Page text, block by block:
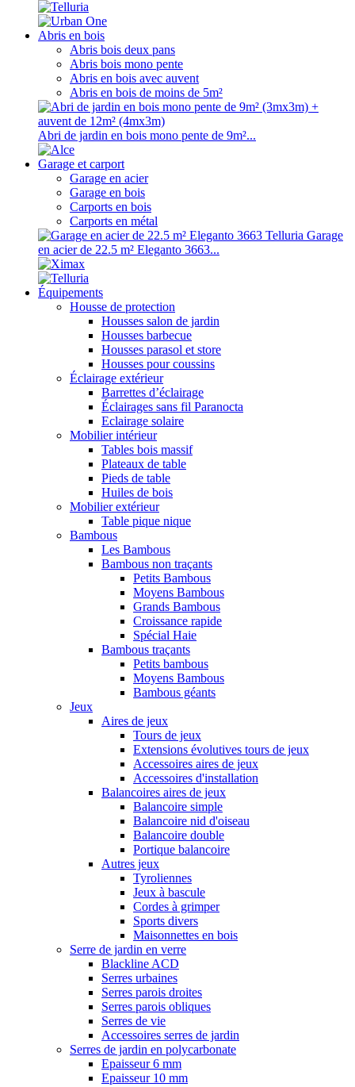
Abris en bois
Abris bois deux pans
Abris bois mono pente
Abris en bois avec auvent
Abris en bois de moins de 5m²
Abri de jardin en bois mono pente de 9m²...
Garage et carport
Garage en acier
Garage en bois
Carports en bois
Carports en métal
Garage
en acier de 22.5 m² Eleganto 3663...
Équipements
Housse de protection
Housses salon de jardin
Housses barbecue
Housses parasol et store
Housses pour coussins
Éclairage extérieur
Barrettes d’éclairage
Éclairages sans fil Paranocta
Eclairage solaire
Mobilier intérieur
Tables bois massif
Plateaux de table
Pieds de table
Huiles de bois
Mobilier extérieur
Table pique nique
Bambous
Les Bambous
Bambous non traçants
Petits Bambous
Moyens Bambous
Grands Bambous
Croissance rapide
Spécial Haie
Bambous traçants
Petits bambous
Moyens Bambous
Bambous géants
Jeux
Aires de jeux
Tours de jeux
Extensions évolutives tours de jeux
Accessoires aires de jeux
Accessoires d'installation
Balancoires aires de jeux
Balancoire simple
Balancoire nid d'oiseau
Balancoire double
Portique balancoire
Autres jeux
Tyroliennes
Jeux à bascule
Cordes à grimper
Sports divers
Maisonnettes en bois
Serre de jardin en verre
Blackline ACD
Serres urbaines
Serres parois droites
Serres parois obliques
Serres de vie
Accessoires serres de jardin
Serres de jardin en polycarbonate
Epaisseur 6 mm
Epaisseur 10 mm